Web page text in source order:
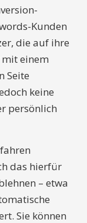
Kunden
die auf ihre
einem
Seite
keine
persönlich
das hierfür
– etwa
Sie können